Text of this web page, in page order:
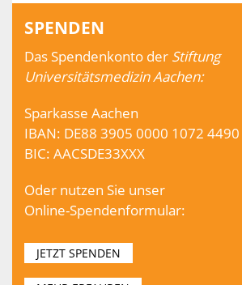
SPENDEN
Das Spendenkonto der Stiftung
Universitätsmedizin Aachen:
Sparkasse Aachen
IBAN: DE88 3905 0000 1072
BIC: AACSDE33XXX
Oder nutzen Sie unser
Online-Spendenformular:
JETZT SPENDEN